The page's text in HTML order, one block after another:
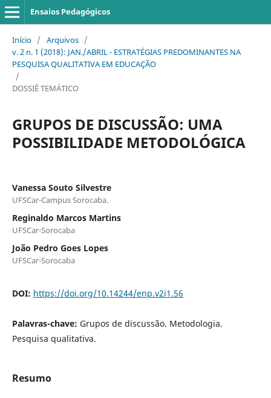
Ensaios Pedagógicos
Início / Arquivos /
v. 2 n. 1 (2018): JAN./ABRIL - ESTRATÉGIAS PREDOMINANTES NA
PESQUISA QUALITATIVA EM EDUCAÇÃO
/
DOSSIÊ TEMÁTICO
GRUPOS DE DISCUSSÃO: UMA
POSSIBILIDADE METODOLÓGICA
Vanessa Souto Silvestre
UFSCar-Campus Sorocaba.
Reginaldo Marcos Martins
UFSCar-Sorocaba
João Pedro Goes Lopes
UFSCar-Sorocaba
DOI: https://doi.org/10.14244/enp.v2i1.56
Palavras-chave: Grupos de discussão. Metodologia.
Pesquisa qualitativa.
Resumo